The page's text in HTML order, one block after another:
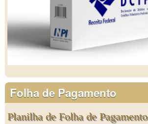
Folha de Pagamento
Planilha de Folha de Pagamento